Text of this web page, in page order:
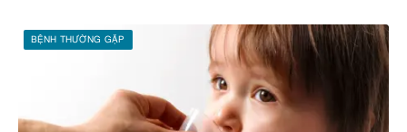
BỆNH THƯỜNG GẶP